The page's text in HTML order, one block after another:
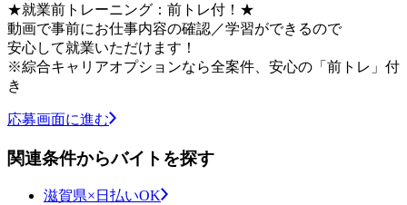
★就業前トレーニング：前トレ付！★
動画で事前にお仕事内容の確認／学習ができるので
安心して就業いただけます！
※綜合キャリアオプションなら全案件、安心の「前トレ」付
き
応募画面に進む
関連条件からバイトを探す
滋賀県×日払いOK